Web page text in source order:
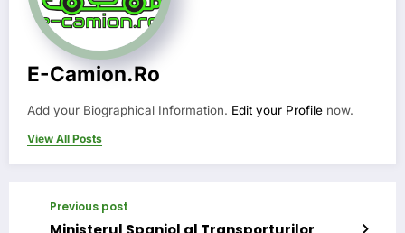
E-Camion.ro
Add your Biographical Information. Edit your Profile now.
View All Posts
Previous post